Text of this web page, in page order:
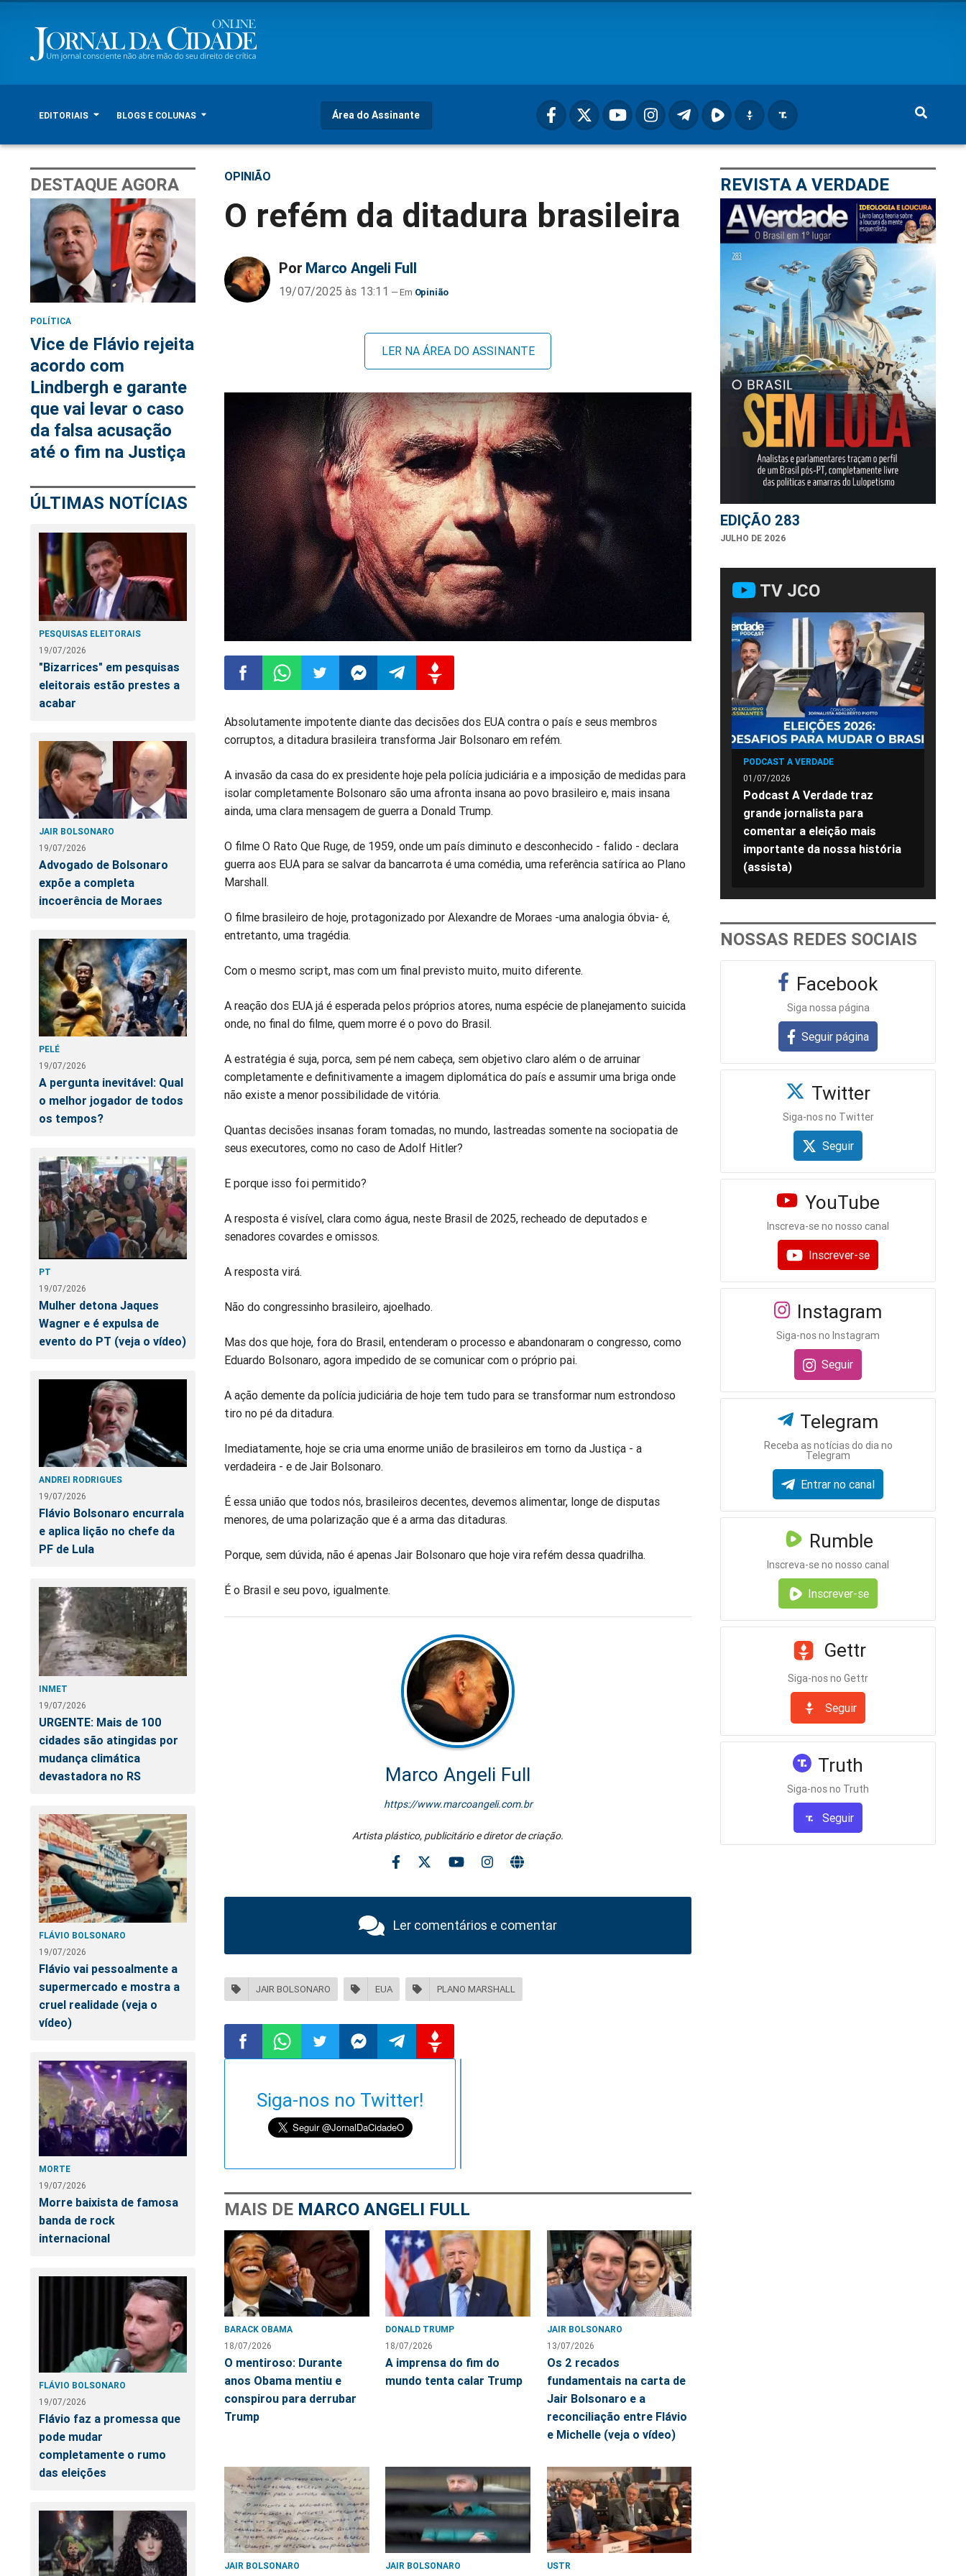
EDITORIAIS BLOGS E COLUNAS Área do Assinante
DESTAQUE AGORA
POLÍTICA
Vice de Flávio rejeita
acordo com
Lindbergh e garante
que vai levar o caso
da falsa acusação
até o fim na Justiça
ÚLTIMAS NOTÍCIAS
PESQUISAS ELEITORAIS
19/07/2026
"Bizarrices" em pesquisas
eleitorais estão prestes a
acabar
JAIR BOLSONARO
19/07/2026
Advogado de Bolsonaro
expõe a completa
incoerência de Moraes
PELÉ
19/07/2026
A pergunta inevitável: Qual
o melhor jogador de todos
os tempos?
PT
19/07/2026
Mulher detona Jaques
Wagner e é expulsa de
evento do PT (veja o vídeo)
ANDREI RODRIGUES
19/07/2026
Flávio Bolsonaro encurrala
e aplica lição no chefe da
PF de Lula
INMET
19/07/2026
URGENTE: Mais de 100
cidades são atingidas por
mudança climática
devastadora no RS
FLÁVIO BOLSONARO
19/07/2026
Flávio vai pessoalmente a
supermercado e mostra a
cruel realidade (veja o
vídeo)
MORTE
19/07/2026
Morre baixista de famosa
banda de rock
internacional
FLÁVIO BOLSONARO
19/07/2026
Flávio faz a promessa que
pode mudar
completamente o rumo
das eleições
OPINIÃO
O refém da ditadura brasileira
Por Marco Angeli Full
19/07/2025 às 13:11 Opinião
LER NA ÁREA DO ASSINANTE
no
Facebook
no
Whatsapp
no
Twitter
no
Messenger
no
Telegram
no
Gettr
Absolutamente impotente diante das decisões dos EUA contra o país e seus membros
corruptos, a ditadura brasileira transforma Jair Bolsonaro em refém.
A invasão da casa do ex presidente hoje pela polícia judiciária e a imposição de medidas para
isolar completamente Bolsonaro são uma afronta insana ao povo brasileiro e, mais insana
ainda, uma clara mensagem de guerra a Donald Trump.
O filme O Rato Que Ruge, de 1959, onde um país diminuto e desconhecido - falido - declara
guerra aos EUA para se salvar da bancarrota é uma comédia, uma referência satírica ao Plano
Marshall.
O filme brasileiro de hoje, protagonizado por Alexandre de Moraes -uma analogia óbvia- é,
entretanto, uma tragédia.
Com o mesmo script, mas com um final previsto muito, muito diferente.
A reação dos EUA já é esperada pelos próprios atores, numa espécie de planejamento suicida
onde, no final do filme, quem morre é o povo do Brasil.
A estratégia é suja, porca, sem pé nem cabeça, sem objetivo claro além o de arruinar
completamente e definitivamente a imagem diplomática do país e assumir uma briga onde
não existe a menor possibilidade de vitória.
Quantas decisões insanas foram tomadas, no mundo, lastreadas somente na sociopatia de
seus executores, como no caso de Adolf Hitler?
E porque isso foi permitido?
A resposta é visível, clara como água, neste Brasil de 2025, recheado de deputados e
senadores covardes e omissos.
A resposta virá.
Não do congressinho brasileiro, ajoelhado.
Mas dos que hoje, fora do Brasil, entenderam o processo e abandonaram o congresso, como
Eduardo Bolsonaro, agora impedido de se comunicar com o próprio pai.
A ação demente da polícia judiciária de hoje tem tudo para se transformar num estrondoso
tiro no pé da ditadura.
Imediatamente, hoje se cria uma enorme união de brasileiros em torno da Justiça - a
verdadeira - e de Jair Bolsonaro.
É essa união que todos nós, brasileiros decentes, devemos alimentar, longe de disputas
menores, de uma polarização que é a arma das ditaduras.
Porque, sem dúvida, não é apenas Jair Bolsonaro que hoje vira refém dessa quadrilha.
É o Brasil e seu povo, igualmente.
Marco Angeli Full
https://www.marcoangeli.com.br
Artista plástico, publicitário e diretor de criação.
Ler comentários e comentar
JAIR BOLSONARO EUA PLANO MARSHALL
no
no
no
no
Siga-nos no Twitter!
MAIS DE MARCO ANGELI FULL
BARACK OBAMA
18/07/2026
O mentiroso: Durante
anos Obama mentiu e
conspirou para derrubar
Trump
DONALD TRUMP
18/07/2026
A imprensa do fim do
mundo tenta calar Trump
JAIR BOLSONARO
13/07/2026
Os 2 recados
fundamentais na carta de
Jair Bolsonaro e a
reconciliação entre Flávio
e Michelle (veja o vídeo)
JAIR BOLSONARO JAIR BOLSONARO USTR
REVISTA A VERDADE
EDIÇÃO 283
JULHO DE 2026
TV JCO
PODCAST A VERDADE
01/07/2026
Podcast A Verdade traz
grande jornalista para
comentar a eleição mais
importante da nossa história
(assista)
NOSSAS REDES SOCIAIS
Facebook
Siga nossa página
Seguir página
Twitter
Siga-nos no Twitter
Seguir
YouTube
Inscreva-se no nosso canal
Inscrever-se
Instagram
Siga-nos no Instagram
Seguir
Telegram
Receba as notícias do dia no
Telegram
Entrar no canal
Rumble
Inscreva-se no nosso canal
Inscrever-se
Gettr
Siga-nos no Gettr
Seguir
Truth
Siga-nos no Truth
Seguir